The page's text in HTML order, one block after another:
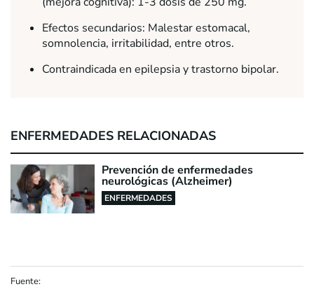
Efectos secundarios: Malestar estomacal,
somnolencia, irritabilidad, entre otros.
Contraindicada en epilepsia y trastorno bipolar.
ENFERMEDADES RELACIONADAS
Prevención de enfermedades
neurológicas (Alzheimer)
ENFERMEDADES
Fuente: